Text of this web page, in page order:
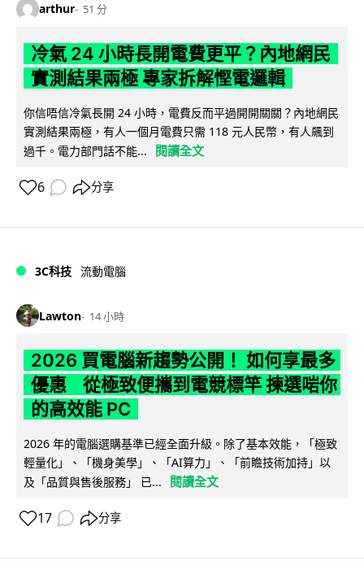
arthur 51 分
冷氣 24 小時長開電費更平？內地網民
實測結果兩極 專家拆解慳電邏輯
你信唔信冷氣長開 24 小時，電費反而平過開開關關？內地網民
實測結果兩極，有人一個月電費只需 118 元人民幣，有人飆到
過千。電力部門話不能...
閱讀全文
6 分享
3C科技 流動電腦
Lawton 14 小時
2026 買電腦新趨勢公開！ 如何享最多
優惠 從極致便攜到電競標竿 揀選啱你
的高效能 PC
2026 年的電腦選購基準已經全面升級。除了基本效能，「極致
輕量化」、「機身美學」、「AI算力」、「前瞻技術加持」以
及「品質與售後服務」 已...
閱讀全文
17 分享